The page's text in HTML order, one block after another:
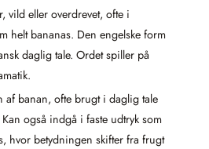
vild eller overdrevet, ofte i
helt bananas. Den engelske form
daglig tale. Ordet spiller på
af banan, ofte brugt i daglig tale
også indgå i faste udtryk som
hvor betydningen skifter fra frugt